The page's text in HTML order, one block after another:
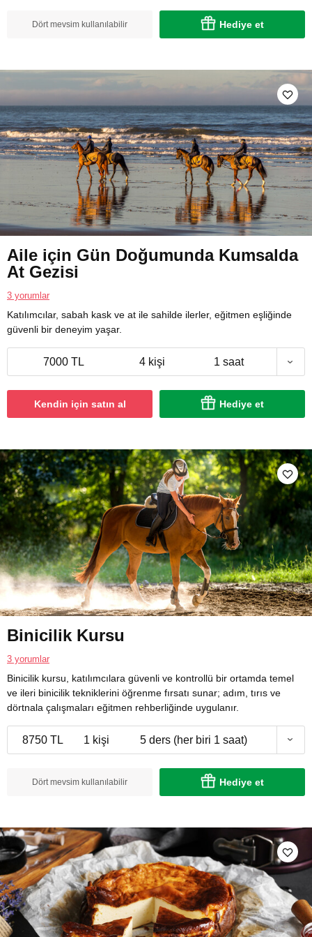
Dört mevsim kullanılabilir Hediye et
Aile için Gün Doğumunda Kumsalda
At Gezisi
3 yorumlar
Katılımcılar, sabah kask ve at ile sahilde ilerler, eğitmen eşliğinde
güvenli bir deneyim yaşar.
7000 TL 4 kişi 1 saat
Kendin için satın al Hediye et
Binicilik Kursu
3 yorumlar
Binicilik kursu, katılımcılara güvenli ve kontrollü bir ortamda temel
ve ileri binicilik tekniklerini öğrenme fırsatı sunar; adım, tırıs ve
dörtnala çalışmaları eğitmen rehberliğinde uygulanır.
8750 TL 1 kişi 5 ders (her biri 1 saat)
Dört mevsim kullanılabilir Hediye et